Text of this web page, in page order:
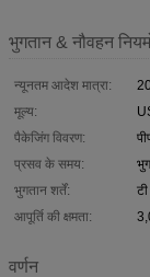
भुगतान & नौवहन
न्यूनतम आदेश मात्रा:
मूल्य:
पैकेजिंग विवरण:
प्रसव के समय:
भुगतान शर्तें:
आपूर्ति की क्षमता:
वर्णन